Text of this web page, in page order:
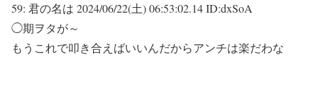
59: 君の名は 2024/06/22(土) 06:53:02.14 ID:dxSoA
◯期ヲタが～
もうこれで叩き合えばいいんだからアンチは楽だわな